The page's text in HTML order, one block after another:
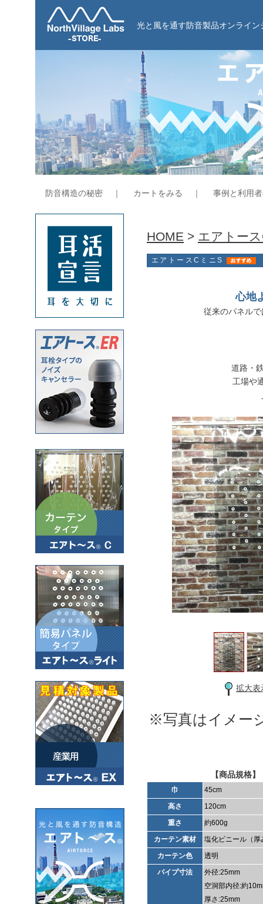
光と風を通す防音製品オンライン
防音構造の秘密 ｜ カートをみる ｜ 事例と利用
HOME > エアトー
エアトースCミニS
心地
従来のパネル
道路・
工場や
拡大表
※写真はイメー
【商品規格】
巾
45cm
高さ
120cm
重さ
約600g
カーテン素材
塩化ビニール（厚
カーテン色
透明
パイプ寸法
外径:25mm
空洞部内径:約
厚さ:25mm